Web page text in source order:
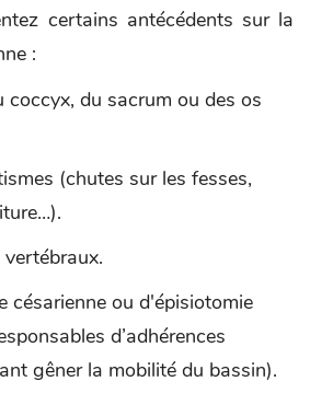
certains antécédents sur la
:
coccyx, du sacrum ou des os
(chutes sur les fesses,
césarienne ou d'épisiotomie
d’adhérences
gêner la mobilité du bassin).